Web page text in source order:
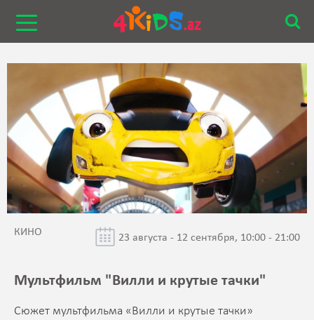
КИНО 23 августа - 12 сентября, 10:00 - 21:00
Мультфильм "Вилли и крутые тачки"
Сюжет мультфильма «Вилли и крутые тачки»